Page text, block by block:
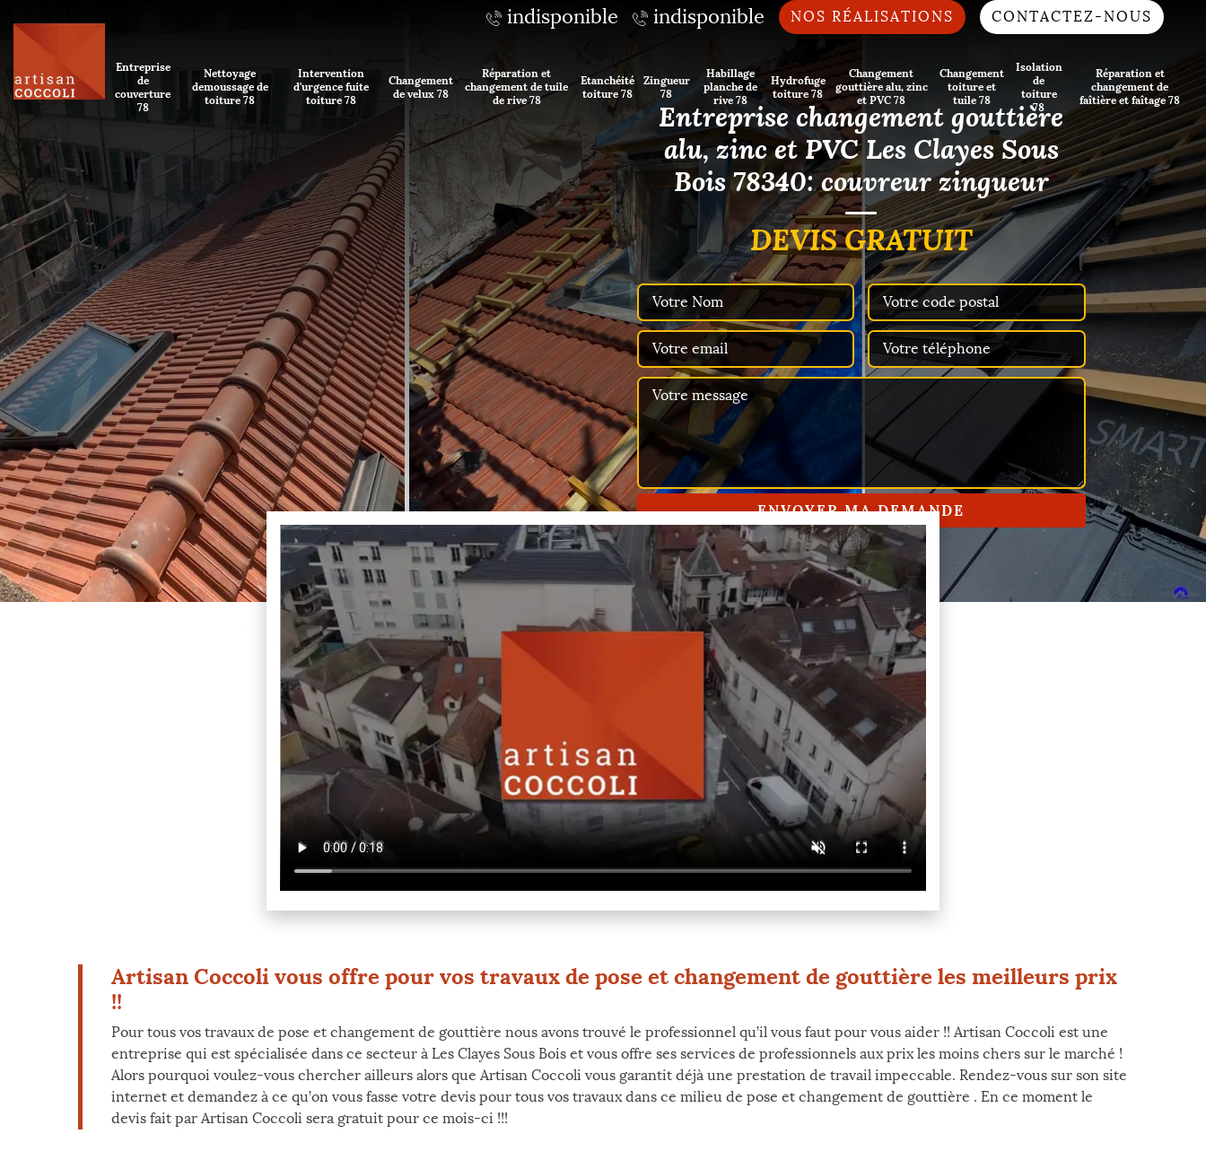
indisponible indisponible NOS RÉALISATIONS CONTACTEZ-NOUS
Entreprise
de
couverture
78
Nettoyage
demoussage de
toiture 78
Intervention
d'urgence fuite
toiture 78
Changement
de velux 78
Réparation et
changement de tuile
de rive 78
Etanchéité
toiture 78
Zingueur
78
Habillage
planche de
rive 78
Hydrofuge
toiture 78
Changement
gouttière alu, zinc
et PVC 78
Changement
toiture et
tuile 78
Isolation
de
toiture
78
Réparation et
changement de
faîtière et faîtage 78
Entreprise changement gouttière
alu, zinc et PVC Les Clayes Sous
Bois 78340: couvreur zingueur
DEVIS GRATUIT
Artisan Coccoli vous offre pour vos travaux de pose et changement de gouttière les meilleurs prix
!!
Pour tous vos travaux de pose et changement de gouttière nous avons trouvé le professionnel qu’il vous faut pour vous aider !! Artisan Coccoli est une
entreprise qui est spécialisée dans ce secteur à Les Clayes Sous Bois et vous offre ses services de professionnels aux prix les moins chers sur le marché !
Alors pourquoi voulez-vous chercher ailleurs alors que Artisan Coccoli vous garantit déjà une prestation de travail impeccable. Rendez-vous sur son site
internet et demandez à ce qu’on vous fasse votre devis pour tous vos travaux dans ce milieu de pose et changement de gouttière . En ce moment le
devis fait par Artisan Coccoli sera gratuit pour ce mois-ci !!!